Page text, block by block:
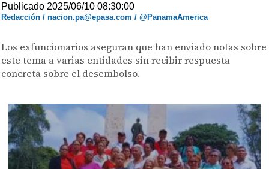
Publicado 2025/06/10 08:30:00
Redacción / nacion.pa@epasa.com / @PanamaAmerica
Los exfuncionarios aseguran que han enviado notas sobre
este tema a varias entidades sin recibir respuesta
concreta sobre el desembolso.